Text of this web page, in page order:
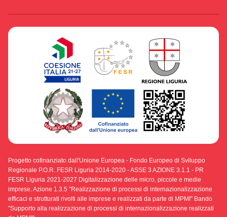
Progetto cofinanziato dall'Unione Europea - Fondo Europeo di Sviluppo
Regionale P.O.R. FESR Liguria 2014-2020 - ASSE 3 AZIONE 3.1.1 - PR
FESR Liguria 2021-2027 Digitalizzazione delle micro, piccole e medie
imprese. Azione 1.3.5 "Realizzazione di processi di internazionalizzazione
efficaci e strutturati rivolti alle imprese e realizzati da parte di MPMI" Bando
"Supporto alla realizzazione di processi di internazionalizzazione realizzati